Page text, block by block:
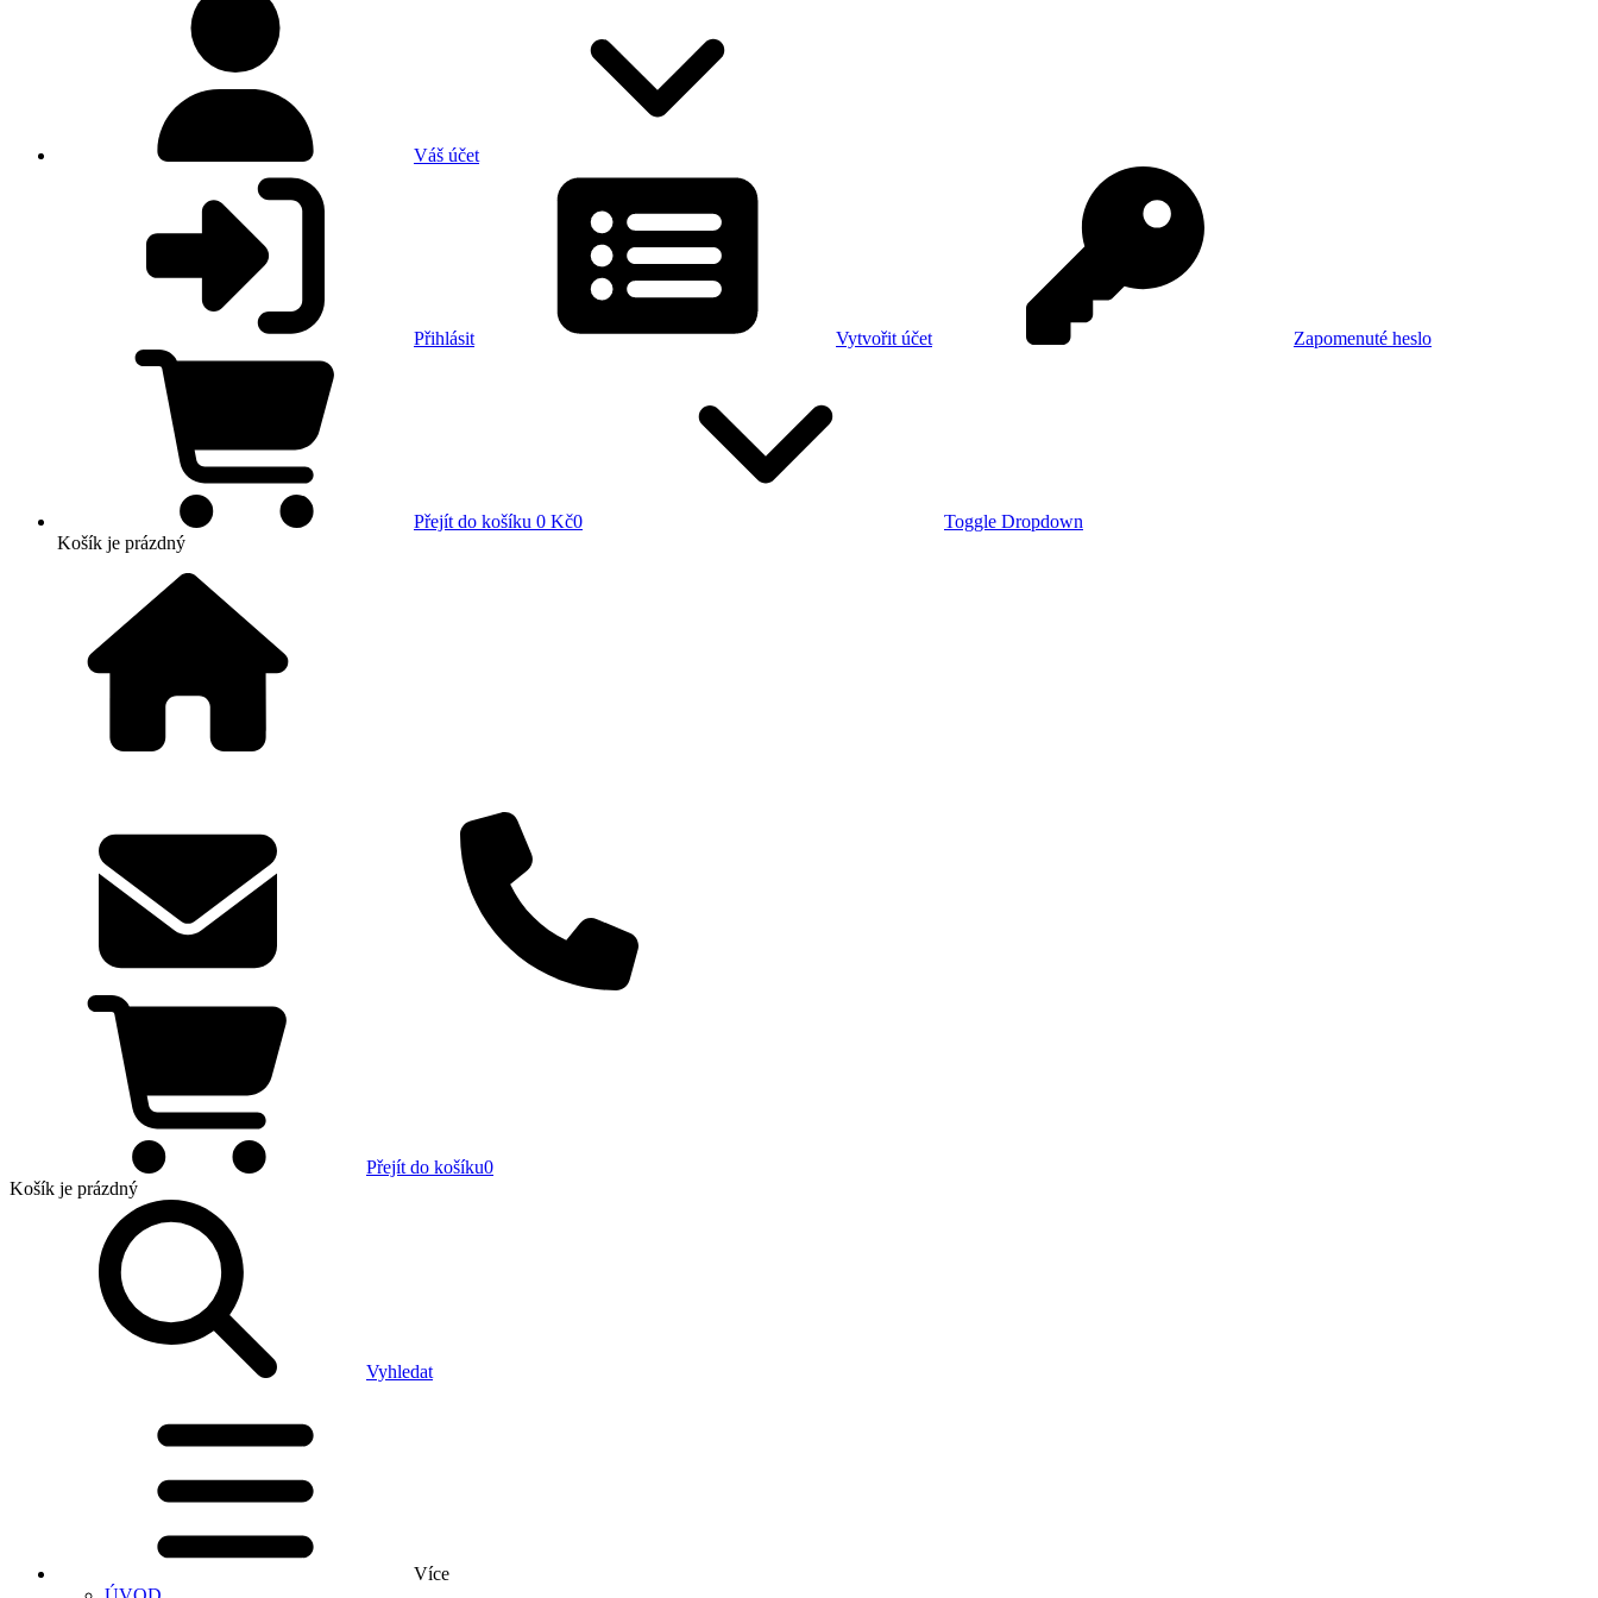
Váš účet
Přihlásit Vytvořit účet Zapomenuté heslo
Přejít do košíku 0 Kč0
Toggle Dropdown
Košík je prázdný
Přejít do košíku0
Košík je prázdný
Vyhledat
Více